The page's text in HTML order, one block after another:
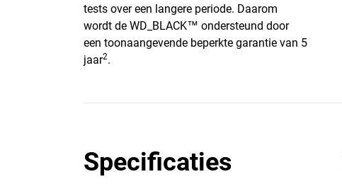
tests over een langere periode. Daarom
wordt de WD_BLACK™ ondersteund door
een toonaangevende beperkte garantie van 5
jaar2.
Specificaties